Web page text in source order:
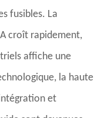
fusibles. La
croît rapidement,
affiche une
la haute
et